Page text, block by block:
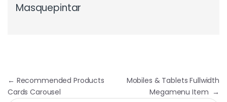
Masquepintar
Navegación de entradas
← Recommended Products
Cards Carousel
Mobiles & Tablets Fullwidth
Megamenu Item →